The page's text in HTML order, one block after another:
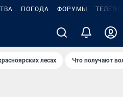
ПОГОДА ФОРУМЫ
лесах Что получают